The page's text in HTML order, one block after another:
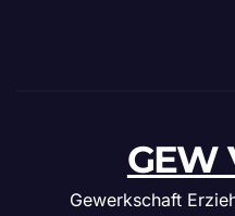
GEW
Gewerkschaft